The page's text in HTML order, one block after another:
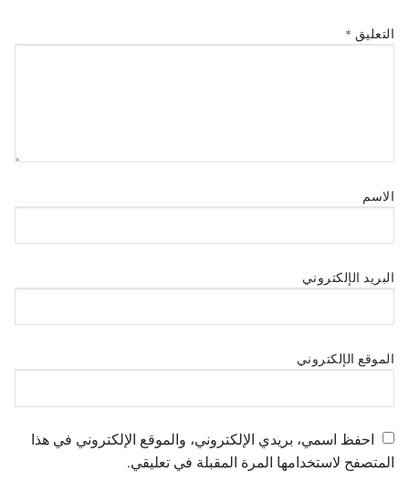
التعليق *
الاسم
البريد الإلكتروني
الموقع الإلكتروني
احفظ اسمي، بريدي الإلكتروني، والموقع الإلكتروني في هذا
المتصفح لاستخدامها المرة المقبلة في تعليقي.